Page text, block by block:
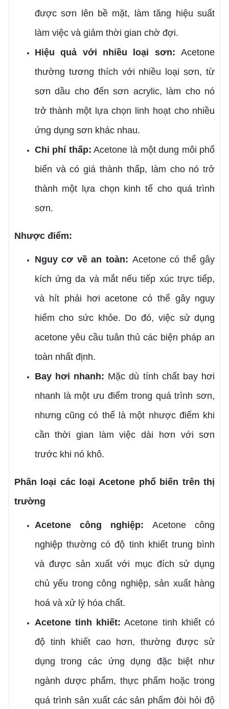
được sơn lên bề mặt, làm tăng hiệu suất
làm việc và giảm thời gian chờ đợi.
Hiệu quả với nhiều loại sơn:Acetone
thường tương thích với nhiều loại sơn, từ
sơn dầu cho đến sơn acrylic, làm cho nó
trở thành một lựa chọn linh hoạt cho nhiều
ứng dụng sơn khác nhau.
Chi phí thấp: Acetone là một dung môi phổ
biến và có giá thành thấp, làm cho nó trở
thành một lựa chọn kinh tế cho quá trình
sơn.
Nhược điểm:
Nguy cơ về an toàn: Acetone có thể gây
kích ứng da và mắt nếu tiếp xúc trực tiếp,
và hít phải hơi acetone có thể gây nguy
hiểm cho sức khỏe. Do đó, việc sử dụng
acetone yêu cầu tuân thủ các biện pháp an
toàn nhất định.
Bay hơi nhanh: Mặc dù tính chất bay hơi
nhanh là một ưu điểm trong quá trình sơn,
nhưng cũng có thể là một nhược điểm khi
cần thời gian làm việc dài hơn với sơn
trước khi nó khô.
Phân loại các loại Acetone phổ biến trên thị
trường
Acetone công nghiệp: Acetone công
nghiệp thường có độ tinh khiết trung bình
và được sản xuất với mục đích sử dụng
chủ yếu trong công nghiệp, sản xuất hàng
hoá và xử lý hóa chất.
Acetone tinh khiết: Acetone tinh khiết có
độ tinh khiết cao hơn, thường được sử
dụng trong các ứng dụng đặc biệt như
ngành dược phẩm, thực phẩm hoặc trong
quá trình sản xuất các sản phẩm đòi hỏi độ